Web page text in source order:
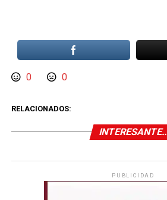
0 0
RELACIONADOS:
INTERESANTE..
PUBLICIDAD